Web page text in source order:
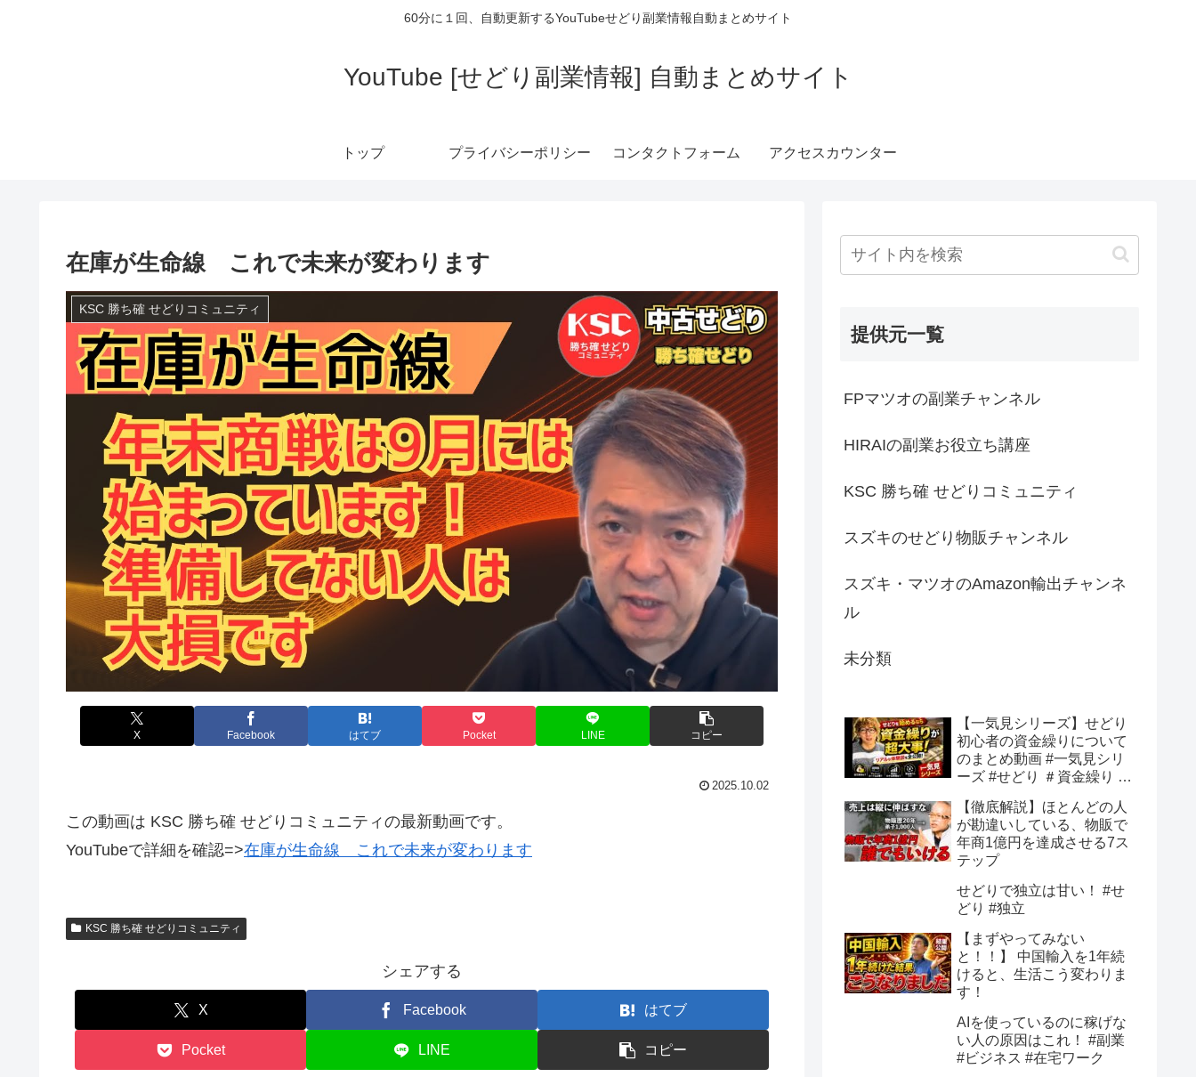
60分に１回、自動更新するYouTubeせどり副業情報自動まとめサイト
YouTube [せどり副業情報] 自動まとめサイト
トップ プライバシーポリシー コンタクトフォーム アクセスカウンター
在庫が生命線 これで未来が変わります
KSC 勝ち確 せどりコミュニティ
X Facebook はてブ Pocket LINE コピー
2025.10.02
この動画は KSC 勝ち確 せどりコミュニティの最新動画です。
YouTubeで詳細を確認=>在庫が生命線 これで未来が変わります
KSC 勝ち確 せどりコミュニティ
シェアする
X Facebook はてブ
Pocket LINE コピー
提供元一覧
FPマツオの副業チャンネル
HIRAIの副業お役立ち講座
KSC 勝ち確 せどりコミュニティ
スズキのせどり物販チャンネル
スズキ・マツオのAmazon輸出チャンネ
ル
未分類
【一気見シリーズ】せどり
初心者の資金繰りについて
のまとめ動画 #一気見シリ
ーズ #せどり ＃資金繰り #
【徹底解説】ほとんどの人
が勘違いしている、物販で
年商1億円を達成させる7ス
テップ
せどりで独立は甘い！ #せ
どり #独立
【まずやってみない
と！！】 中国輸入を1年続
けると、生活こう変わりま
す！
AIを使っているのに稼げな
い人の原因はこれ！ #副業
#ビジネス #在宅ワーク